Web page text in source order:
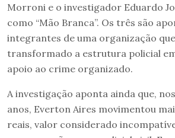
Morroni e o investigador Eduardo
como “Mão Branca”. Os três são
integrantes de uma organização
transformado a estrutura policial
apoio ao crime organizado.
A investigação aponta ainda que,
anos, Everton Aires movimentou
reais, valor considerado